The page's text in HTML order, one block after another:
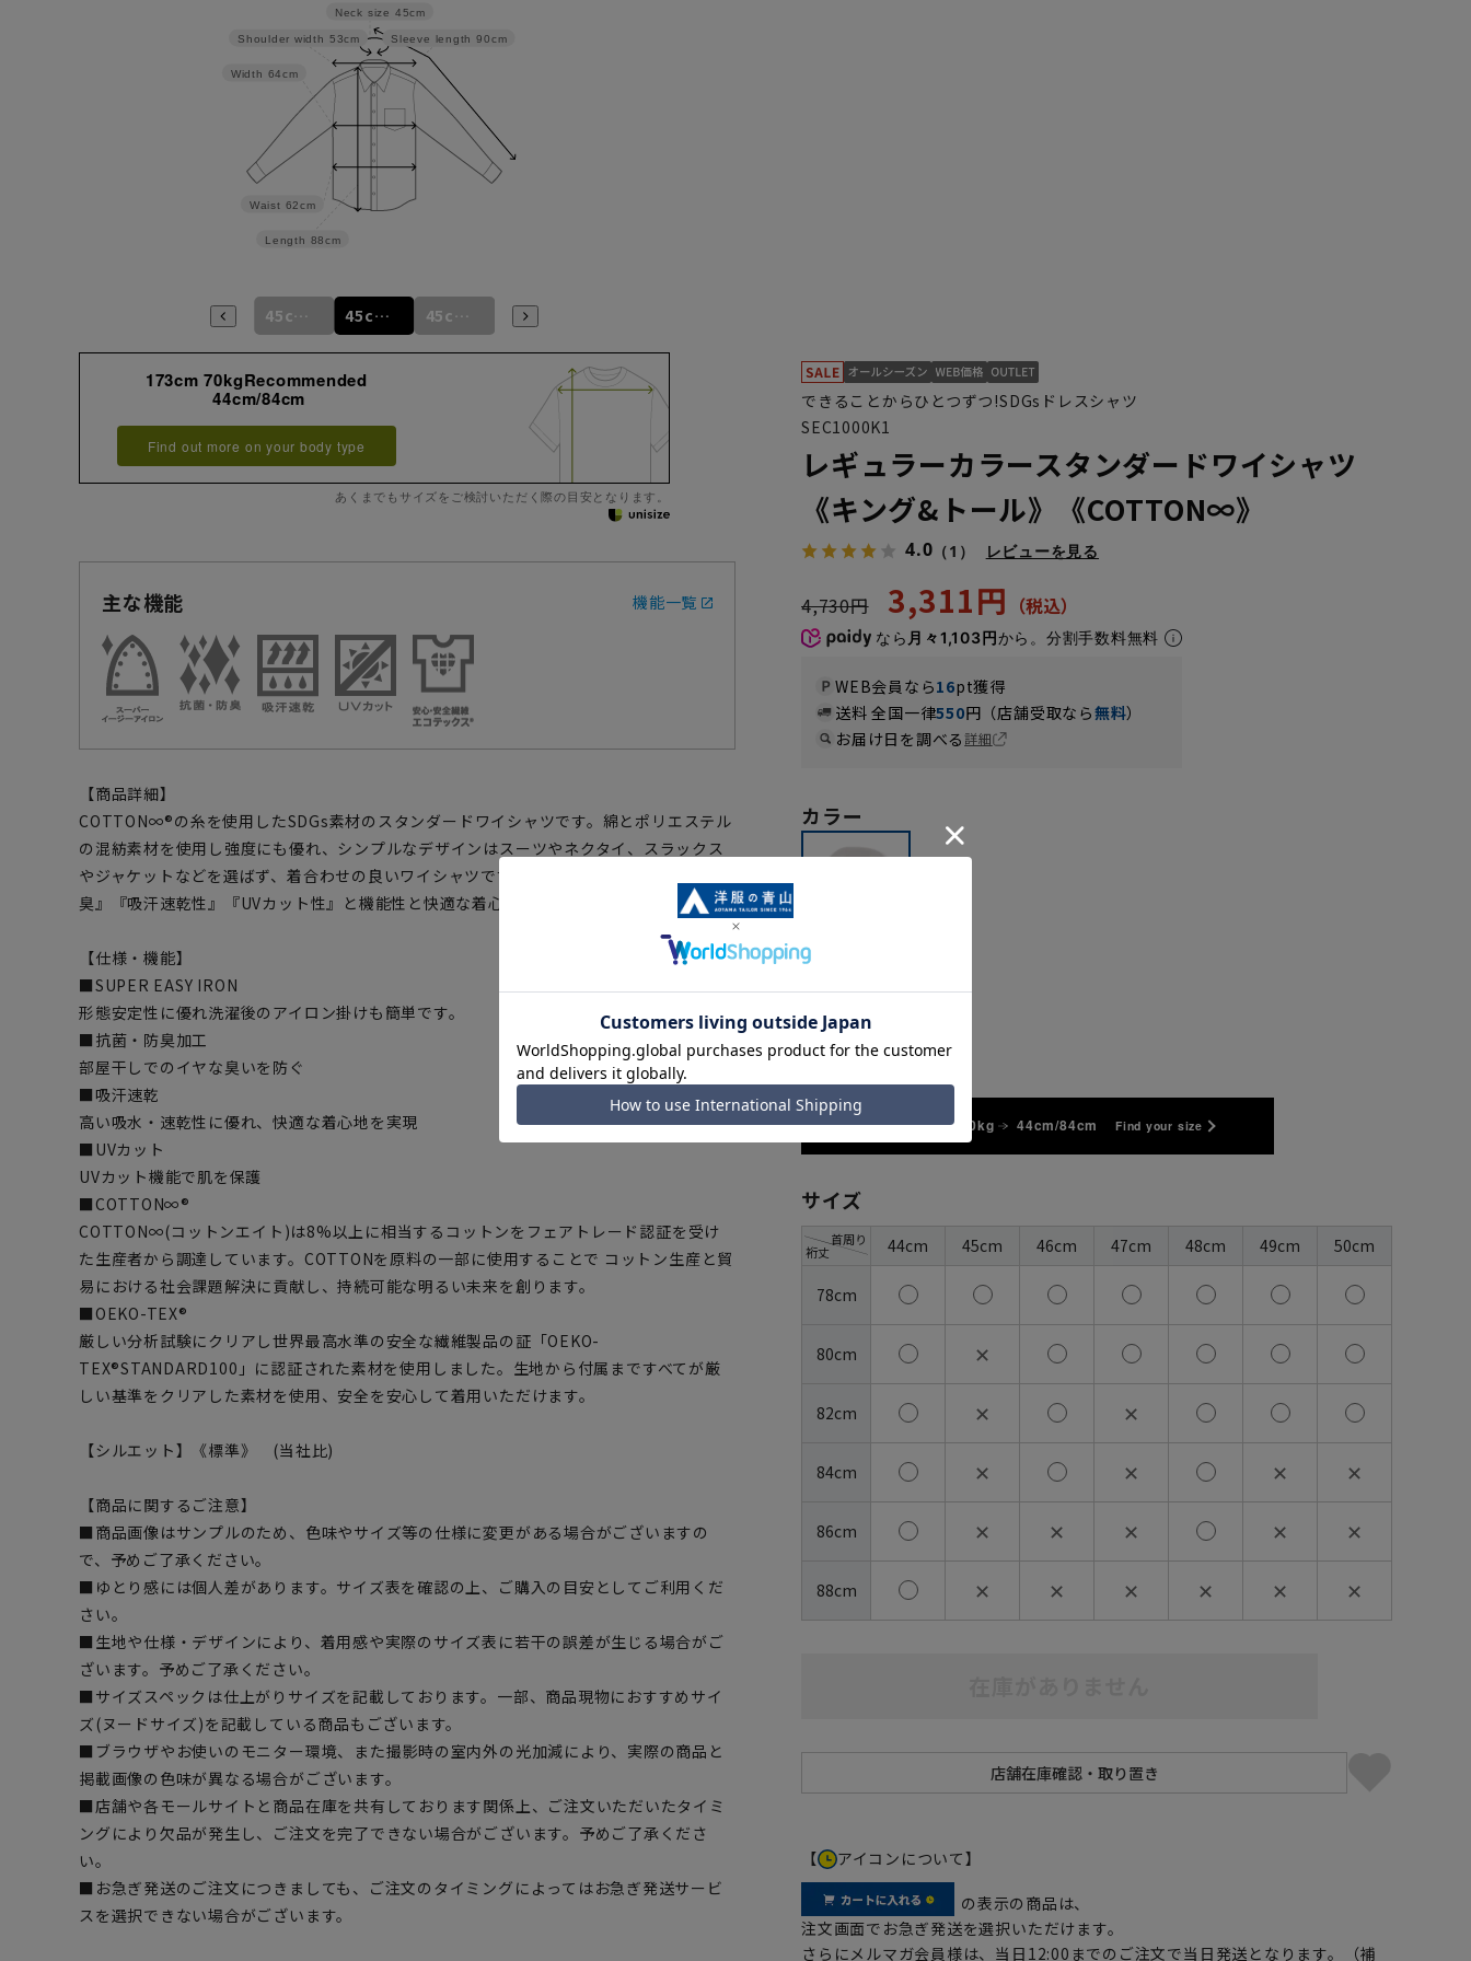
Sleeve length 90cm
Neck size 45cm
Length 88cm
Waist 62cm
Width 64cm
Shoulder width 53cm
45cm/82cm 45cm/86cm 45cm/90cm 45cm/92cm
173cm 70kgRecommended
44cm/84cm
Find out more on your body type
あくまでもサイズをご検討いただく際の目安となります。
主な機能 機能一覧
【商品詳細】
COTTON∞®の糸を使用したSDGs素材のスタンダードワイシャツです。綿とポリエステル
の混紡素材を使用し強度にも優れ、シンプルなデザインはスーツやネクタイ、スラックス
やジャケットなどを選ばず、着合わせの良いワイシャツです。『形態安定性』『抗菌・防
臭』『吸汗速乾性』『UVカット性』と機能性と快適な着心地を追求しました。
【仕様・機能】
■SUPER EASY IRON
形態安定性に優れ洗濯後のアイロン掛けも簡単です。
■抗菌・防臭加工
部屋干しでのイヤな臭いを防ぐ
■吸汗速乾
高い吸水・速乾性に優れ、快適な着心地を実現
■UVカット
UVカット機能で肌を保護
■COTTON∞®
COTTON∞(コットンエイト)は8%以上に相当するコットンをフェアトレード認証を受け
た生産者から調達しています。COTTONを原料の一部に使用することで コットン生産と貿
易における社会課題解決に貢献し、持続可能な明るい未来を創ります。
■OEKO-TEX®
厳しい分析試験にクリアし世界最高水準の安全な繊維製品の証「OEKO-
TEX®STANDARD100」に認証された素材を使用しました。生地から付属まですべてが厳
しい基準をクリアした素材を使用、安全を安心して着用いただけます。
【シルエット】《標準》 (当社比)
【商品に関するご注意】
■商品画像はサンプルのため、色味やサイズ等の仕様に変更がある場合がございますの
で、予めご了承ください。
■ゆとり感には個人差があります。サイズ表を確認の上、ご購入の目安としてご利用くだ
さい。
■生地や仕様・デザインにより、着用感や実際のサイズ表に若干の誤差が生じる場合がご
ざいます。予めご了承ください。
■サイズスペックは仕上がりサイズを記載しております。一部、商品現物におすすめサイ
ズ(ヌードサイズ)を記載している商品もございます。
■ブラウザやお使いのモニター環境、また撮影時の室内外の光加減により、実際の商品と
掲載画像の色味が異なる場合がございます。
■店舗や各モールサイトと商品在庫を共有しております関係上、ご注文いただいたタイミ
ングにより欠品が発生し、ご注文を完了できない場合がございます。予めご了承くださ
い。
■お急ぎ発送のご注文につきましても、ご注文のタイミングによってはお急ぎ発送サービ
スを選択できない場合がございます。
できることからひとつずつ!SDGsドレスシャツ
SEC1000K1
レギュラーカラースタンダードワイシャツ
《キング&トール》《COTTON∞》
4.0 （1） レビューを見る
4,730円 3,311円
なら 月々1,103円から。分割手数料無料
WEB会員なら16pt獲得
送料 全国一律550円（店舗受取なら無料）
お届け日を調べる詳細
カラー
ホワイト
173cm / 70kg 44cm/84cm Find your size
サイズ
裄丈
首周り 44cm 45cm 46cm 47cm 48cm 49cm 50cm
78cm
80cm ✕
82cm ✕ ✕
84cm ✕ ✕ ✕ ✕
86cm ✕ ✕ ✕ ✕ ✕
88cm ✕ ✕ ✕ ✕ ✕ ✕
【 アイコンについて】
の表示の商品は、
注文画面でお急ぎ発送を選択いただけます。
さらにメルマガ会員様は、当日12:00までのご注文で当日発送となります。（補